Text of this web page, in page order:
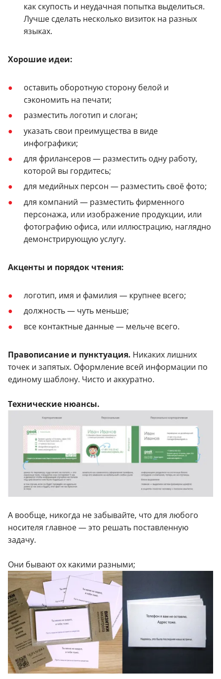
как скупость и неудачная попытка выделиться.
Лучше сделать несколько визиток на разных
языках.
Хорошие идеи:
оставить оборотную сторону белой и
сэкономить на печати;
разместить логотип и слоган;
указать свои преимущества в виде
инфографики;
для фрилансеров — разместить одну работу,
которой вы гордитесь;
для медийных персон — разместить своё фото;
для компаний — разместить фирменного
персонажа, или изображение продукции, или
фотографию офиса, или иллюстрацию, наглядно
демонстрирующую услугу.
Акценты и порядок чтения:
логотип, имя и фамилия — крупнее всего;
должность — чуть меньше;
все контактные данные — мельче всего.
Правописание и пунктуация. Никаких лишних
точек и запятых. Оформление всей информации по
единому шаблону. Чисто и аккуратно.
Технические нюансы.
А вообще, никогда не забывайте, что для любого
носителя главное — это решать поставленную
задачу.
Они бывают ох какими разными;